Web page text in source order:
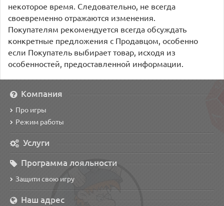
некоторое время. Следовательно, не всегда
своевременно отражаются изменения.
Покупателям рекомендуется всегда обсуждать
конкретные предложения с Продавцом, особенно
если Покупатель выбирает товар, исходя из
особенностей, предоставленной информации.
Компания
Про игры
Режим работы
Услуги
Программа лояльности
Защити свою игру
Наш адрес